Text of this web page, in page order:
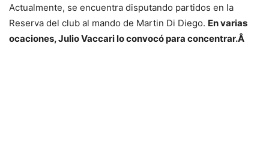
Actualmente, se encuentra disputando partidos en la
Reserva del club al mando de Martin Di Diego. En varias
ocaciones, Julio Vaccari lo convocó para concentrar.Â